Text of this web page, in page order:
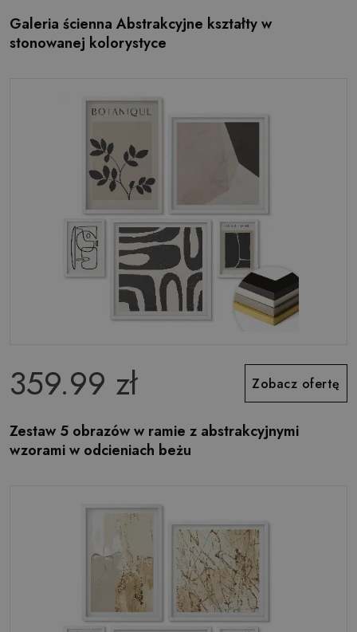
Galeria ścienna Abstrakcyjne kształty w
stonowanej kolorystyce
359.99 zł Zobacz ofertę
Zestaw 5 obrazów w ramie z abstrakcyjnymi
wzorami w odcieniach beżu